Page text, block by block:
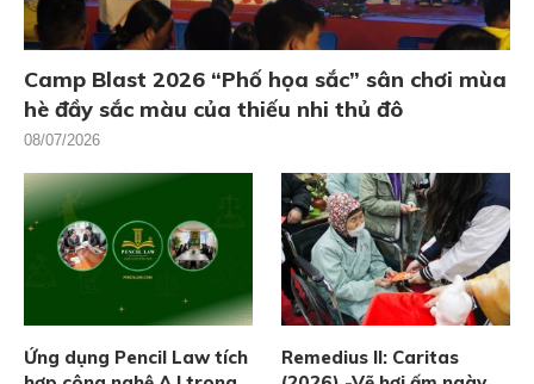
Camp Blast 2026 “Phố họa sắc” sân chơi mùa
hè đầy sắc màu của thiếu nhi thủ đô
08/07/2026
Ứng dụng Pencil Law tích
Remedius II: Caritas